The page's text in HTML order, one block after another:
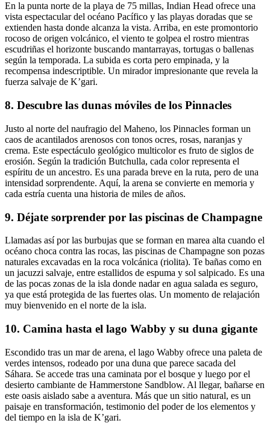
En la punta norte de la playa de 75 millas, Indian Head ofrece una
vista espectacular del océano Pacífico y las playas doradas que se
extienden hasta donde alcanza la vista. Arriba, en este promontorio
rocoso de origen volcánico, el viento te golpea el rostro mientras
escudriñas el horizonte buscando mantarrayas, tortugas o ballenas
según la temporada. La subida es corta pero empinada, y la
recompensa indescriptible. Un mirador impresionante que revela la
fuerza salvaje de K’gari.
8. Descubre las dunas móviles de los Pinnacles
Justo al norte del naufragio del Maheno, los Pinnacles forman un
caos de acantilados arenosos con tonos ocres, rosas, naranjas y
crema. Este espectáculo geológico multicolor es fruto de siglos de
erosión. Según la tradición Butchulla, cada color representa el
espíritu de un ancestro. Es una parada breve en la ruta, pero de una
intensidad sorprendente. Aquí, la arena se convierte en memoria y
cada estría cuenta una historia de miles de años.
9. Déjate sorprender por las piscinas de Champagne
Llamadas así por las burbujas que se forman en marea alta cuando el
océano choca contra las rocas, las piscinas de Champagne son pozas
naturales excavadas en la roca volcánica (riolita). Te bañas como en
un jacuzzi salvaje, entre estallidos de espuma y sol salpicado. Es una
de las pocas zonas de la isla donde nadar en agua salada es seguro,
ya que está protegida de las fuertes olas. Un momento de relajación
muy bienvenido en el norte de la isla.
10. Camina hasta el lago Wabby y su duna gigante
Escondido tras un mar de arena, el lago Wabby ofrece una paleta de
verdes intensos, rodeado por una duna que parece sacada del
Sáhara. Se accede tras una caminata por el bosque y luego por el
desierto cambiante de Hammerstone Sandblow. Al llegar, bañarse en
este oasis aislado sabe a aventura. Más que un sitio natural, es un
paisaje en transformación, testimonio del poder de los elementos y
del tiempo en la isla de K’gari.